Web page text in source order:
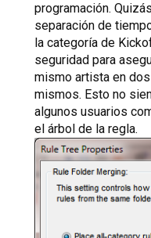
programación.
separación de
la categoría de
seguridad para
mismo artista en
mismos. Esto no
algunos usuarios
el árbol de la regla.